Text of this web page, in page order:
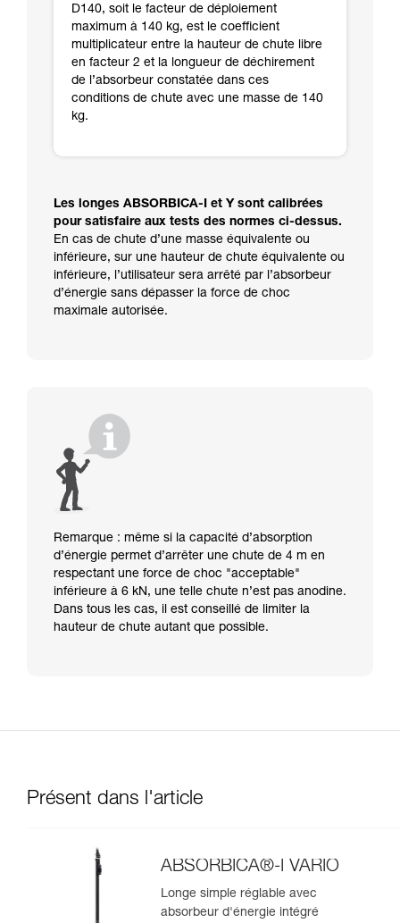
D140, soit le facteur de déploiement
maximum à 140 kg, est le coefficient
multiplicateur entre la hauteur de chute libre
en facteur 2 et la longueur de déchirement
de l’absorbeur constatée dans ces
conditions de chute avec une masse de 140
kg.
Les longes ABSORBICA-I et Y sont calibrées
pour satisfaire aux tests des normes ci-dessus.
En cas de chute d’une masse équivalente ou
inférieure, sur une hauteur de chute équivalente ou
inférieure, l’utilisateur sera arrêté par l’absorbeur
d’énergie sans dépasser la force de choc
maximale autorisée.
Remarque : même si la capacité d’absorption
d’énergie permet d’arrêter une chute de 4 m en
respectant une force de choc "acceptable"
inférieure à 6 kN, une telle chute n’est pas anodine.
Dans tous les cas, il est conseillé de limiter la
hauteur de chute autant que possible.
Présent dans l'article
ABSORBICA®-I VARIO
Longe simple réglable avec
absorbeur d'énergie intégré